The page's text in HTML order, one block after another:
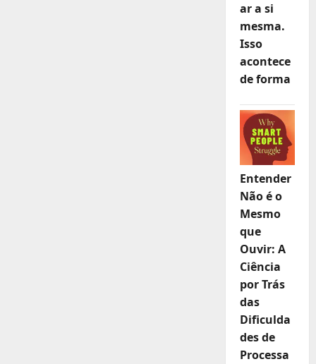
ar a si
mesma.
Isso
acontece
de forma
Entender
Não é o
Mesmo
que
Ouvir: A
Ciência
por Trás
das
Dificulda
des de
Processa